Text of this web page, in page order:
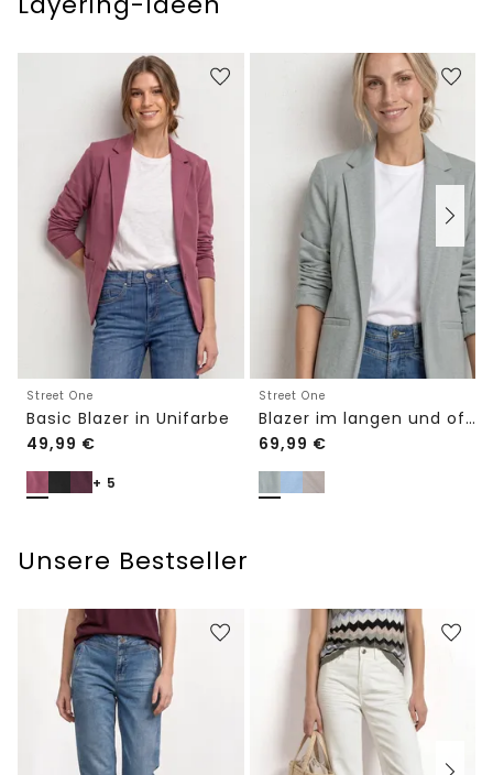
Street One
Basic Blazer in Unifarbe
49,99 €
+ 5
Street One
Blazer im langen und offenen Schnitt
69,99 €
Unsere Bestseller